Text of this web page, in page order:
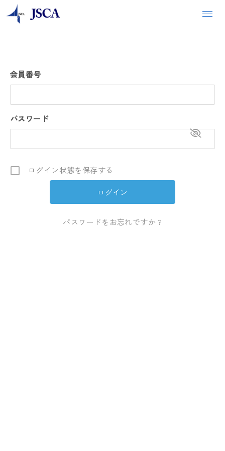
会員番号
パスワード
ログイン状態を保存する
パスワードをお忘れですか ?